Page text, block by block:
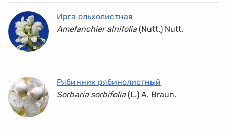
Ирга ольхолистная
Amelanchier alnifolia(Nutt.) Nutt.
Рябинник рябинолистный
Sorbaria sorbifolia(L.) A. Braun.